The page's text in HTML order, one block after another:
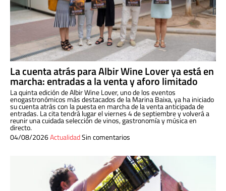
La cuenta atrás para Albir Wine Lover ya está en
marcha: entradas a la venta y aforo limitado
La quinta edición de Albir Wine Lover, uno de los eventos
enogastronómicos más destacados de la Marina Baixa, ya ha iniciado
su cuenta atrás con la puesta en marcha de la venta anticipada de
entradas. La cita tendrá lugar el viernes 4 de septiembre y volverá a
reunir una cuidada selección de vinos, gastronomía y música en
directo.
04/08/2026ActualidadSin comentarios